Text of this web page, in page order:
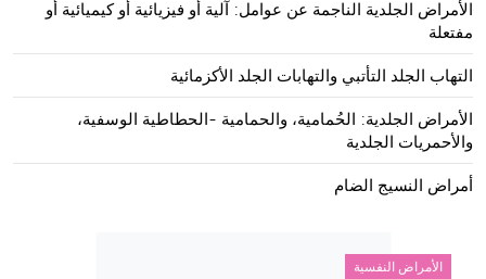
الأمراض الجلدية الناجمة عن عوامل: آلية أو فيزيائية أو كيميائية أو
مفتعلة
التهاب الجلد التأتبي والتهابات الجلد الأكزمائية
الأمراض الجلدية: الحُمامية، والحمامية -الحطاطية الوسفية،
والأحمريات الجلدية
أمراض النسيج الضام
الأمراض النفسية